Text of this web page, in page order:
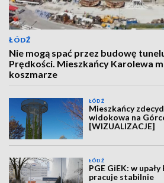
ŁÓDŹ
Nie mogą spać przez budowę
Prędkości. Mieszkańcy Karolewa
koszmarze
ŁÓDŹ
Mieszkańcy
widokowa na
[WIZUALIZACJE]
ŁÓDŹ
PGE GiEK: w
pracuje stabilnie